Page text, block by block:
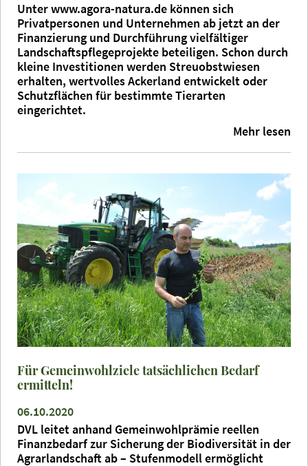
Unter www.agora-natura.de können sich
Privatpersonen und Unternehmen ab jetzt an der
Finanzierung und Durchführung vielfältiger
Landschaftspflegeprojekte beteiligen. Schon durch
kleine Investitionen werden Streuobstwiesen
erhalten, wertvolles Ackerland entwickelt oder
Schutzflächen für bestimmte Tierarten
eingerichtet.
Mehr lesen
Für Gemeinwohlziele tatsächlichen Bedarf
ermitteln!
06.10.2020
DVL leitet anhand Gemeinwohlprämie reellen
Finanzbedarf zur Sicherung der Biodiversität in der
Agrarlandschaft ab – Stufenmodell ermöglicht